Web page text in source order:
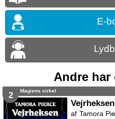
E-
Andre har
2 Magiens cirkel
Vejrheksen
Tamora